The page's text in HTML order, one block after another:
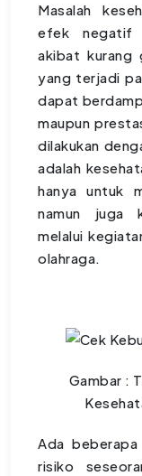
Masalah
efek negatif
akibat kurang
yang terjadi
dapat
maupun
dilakukan
adalah
hanya untuk
namun juga
melalui
olahraga.
Gambar :
Ada
risiko